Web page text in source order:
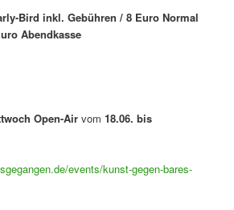
Bird inkl. Gebühren / 8 Euro Normal
Abendkasse
Open-Air vom18.06. bis
events/kunst-gegen-bares-